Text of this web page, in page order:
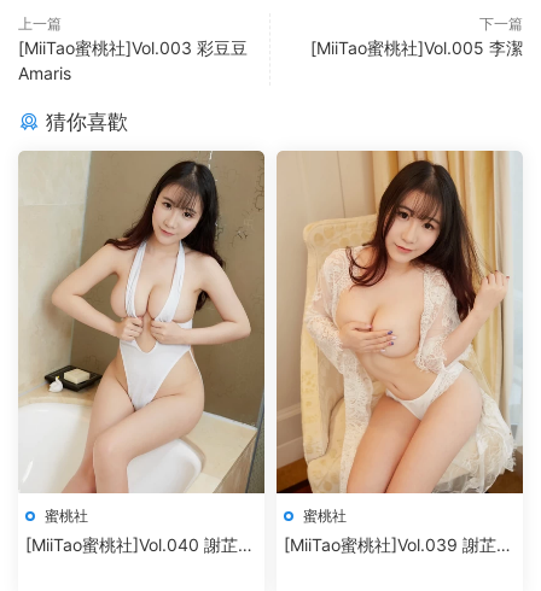
上一篇
[MiiTao蜜桃社]Vol.003 彩豆豆
Amaris
下一篇
[MiiTao蜜桃社]Vol.005 李潔
猜你喜歡
蜜桃社
[MiiTao蜜桃社]Vol.040 謝芷馨
蜜桃社
[MiiTao蜜桃社]Vol.039 謝芷馨